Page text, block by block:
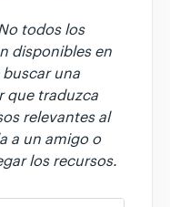
todos los
disponibles en
una
que traduzca
relevantes al
a un amigo o
los recursos.